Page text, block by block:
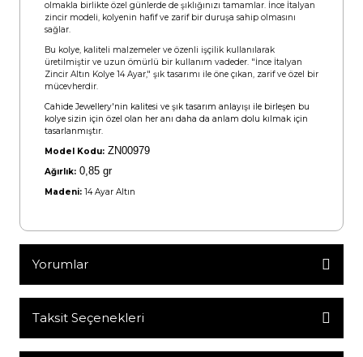
olmakla birlikte özel günlerde de şıklığınızı tamamlar. İnce İtalyan
zincir modeli, kolyenin hafif ve zarif bir duruşa sahip olmasını
sağlar.
Bu kolye, kaliteli malzemeler ve özenli işçilik kullanılarak
üretilmiştir ve uzun ömürlü bir kullanım vadeder. "İnce İtalyan
Zincir Altın Kolye 14 Ayar," şık tasarımı ile öne çıkan, zarif ve özel bir
mücevherdir.
Cahide Jewellery'nin kalitesi ve şık tasarım anlayışı ile birleşen bu
kolye sizin için özel olan her anı daha da anlam dolu kılmak için
tasarlanmıştır.
Model Kodu: ZN00979
Ağırlık: 0,85 gr
Madeni: 14 Ayar Altın
Yorumlar
Bu ürüne ilk yorumu siz yapın!
Taksit Seçenekleri